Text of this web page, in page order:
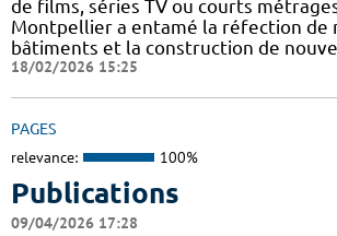
de films, séries TV ou courts
Montpellier a entamé la réfection de
bâtiments et la construction de
18/02/2026 15:25
PAGES
relevance: 100%
Publications
09/04/2026 17:28